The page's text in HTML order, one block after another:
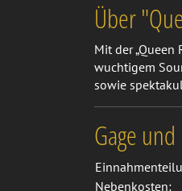
Über
Mit der
wuchtigem
sowie
Gage
Nebenkosten: